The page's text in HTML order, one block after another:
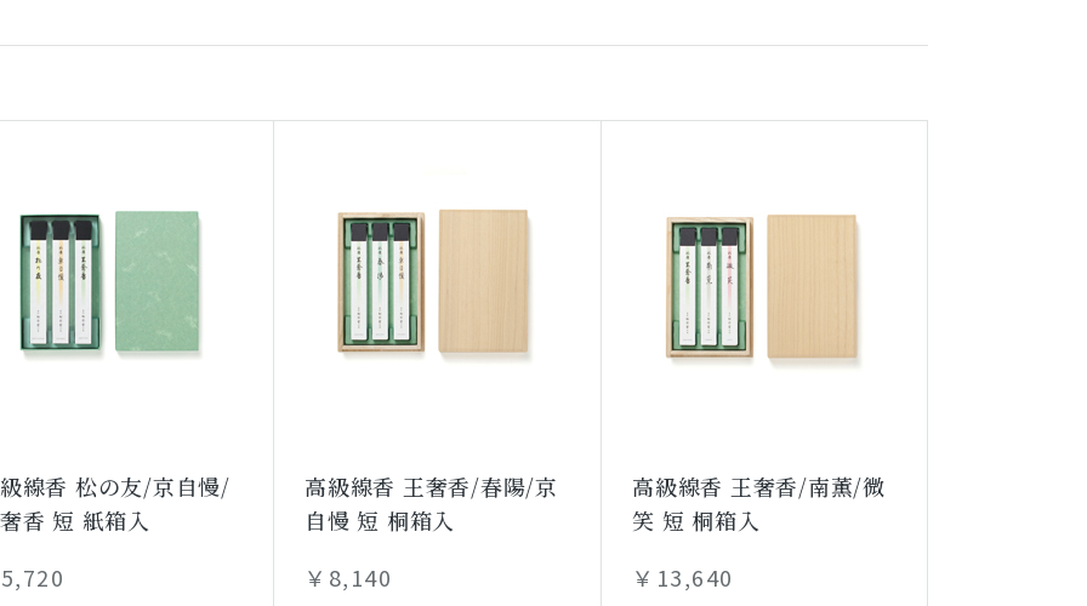
線香 松の友/京自慢/
香 短 紙箱入
高級線香 王奢香/春陽/京
自慢 短 桐箱入
￥8,140
高級線香 王奢香/南薫/微
笑 短 桐箱入
￥13,640